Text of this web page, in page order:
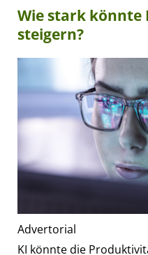
Wie stark
steigern?
Advertorial
KI könnte die